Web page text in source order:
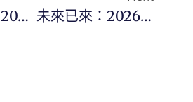
365攝影挑戰 20260513(三)132/365 Day3786 未來已來：2026 年必學的 3 大關鍵技能